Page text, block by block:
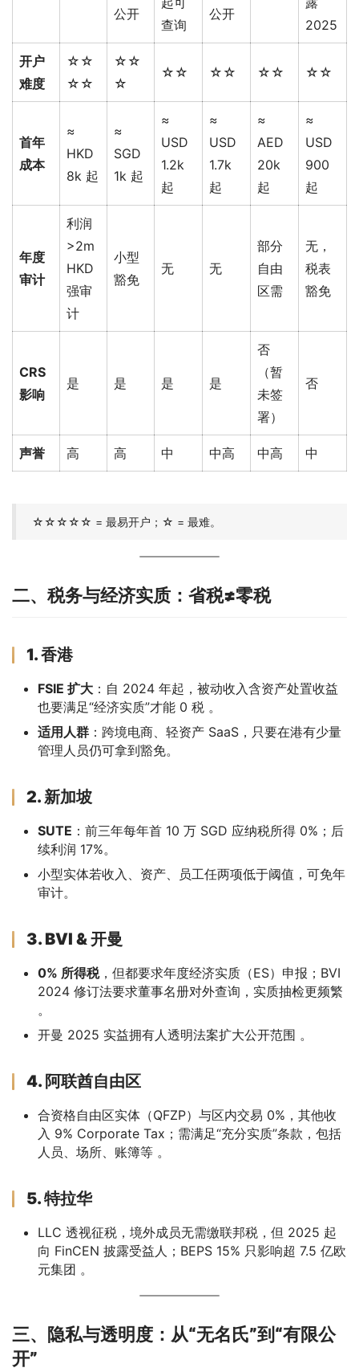
公开
查询
公开
2025
开户
难度
☆☆
☆☆
☆☆
☆
☆☆ ☆☆ ☆☆ ☆☆
首年
成本
≈
HKD
8k 起
≈
SGD
1k 起
≈
USD
1.2k
起
≈
USD
1.7k
起
≈
AED
20k
起
≈
USD
900
起
年度
审计
利润
>2m
HKD
强审
计
小型
豁免
无 无
部分
自由
区需
无，
税表
豁免
CRS
影响
是 是 是 是
否
（暂
未签
署）
否
声誉 高 高 中 中高 中高 中
☆☆☆☆☆ = 最易开户；☆ = 最难。
二、税务与经济实质：省税≠零税
1. 香港
FSIE 扩大 ：自 2024 年起，被动收入含资产处置收益
也要满足“经济实质”才能 0 税 。
适用人群 ：跨境电商、轻资产 SaaS，只要在港有少量
管理人员仍可拿到豁免。
2. 新加坡
SUTE ：前三年每年首 10 万 SGD 应纳税所得 0%；后
续利润 17%。
小型实体若收入、资产、员工任两项低于阈值，可免年
审计。
3. BVI & 开曼
0% 所得税，但都要求年度经济实质（ES）申报；BVI
2024 修订法要求董事名册对外查询，实质抽检更频繁
。
开曼 2025 实益拥有人透明法案扩大公开范围 。
4. 阿联酋自由区
合资格自由区实体（QFZP）与区内交易 0%，其他收
入 9% Corporate Tax；需满足“充分实质”条款，包括
人员、场所、账簿等 。
5. 特拉华
LLC 透视征税，境外成员无需缴联邦税，但 2025 起
向 FinCEN 披露受益人；BEPS 15% 只影响超 7.5 亿欧
元集团 。
三、隐私与透明度：从“无名氏”到“有限公
开”